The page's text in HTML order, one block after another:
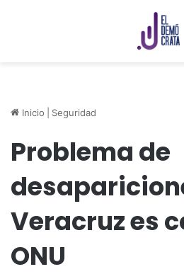
Inicio Seguridad
Problema de
Veracruz es
ONU